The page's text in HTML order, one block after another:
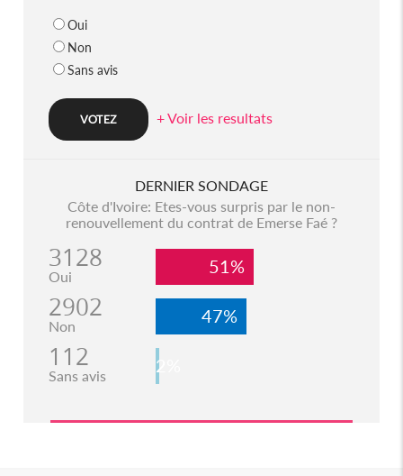
Oui
Non
Sans avis
+ Voir les resultats
DERNIER SONDAGE
Côte d'Ivoire: Etes-vous surpris par le non-
renouvellement du contrat de Emerse Faé ?
3128
Oui 51%
2902
Non 47%
112
Sans avis 2%